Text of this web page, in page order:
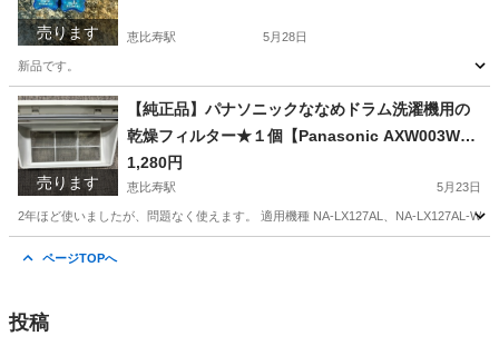
売ります 恵比寿駅 5月28日
新品です。
東京 渋谷区 恵比寿駅 その他 キーホルダー
売ります
【純正品】パナソニックななめドラム洗濯機用の
乾燥フィルター★１個【Panasonic AXW003WA8
5W0】
1,280円
恵比寿駅 5月23日
2年ほど使いましたが、問題なく使えます。 適用機種 NA-LX127AL、NA-LX127AL-W
ページTOPへ
投稿